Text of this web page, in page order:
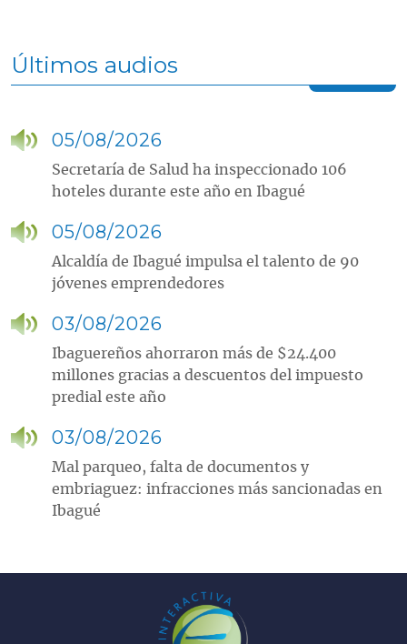
Últimos audios
05/08/2026
Secretaría de Salud ha inspeccionado 106
hoteles durante este año en Ibagué
05/08/2026
Alcaldía de Ibagué impulsa el talento de 90
jóvenes emprendedores
03/08/2026
Ibaguereños ahorraron más de $24.400
millones gracias a descuentos del impuesto
predial este año
03/08/2026
Mal parqueo, falta de documentos y
embriaguez: infracciones más sancionadas en
Ibagué